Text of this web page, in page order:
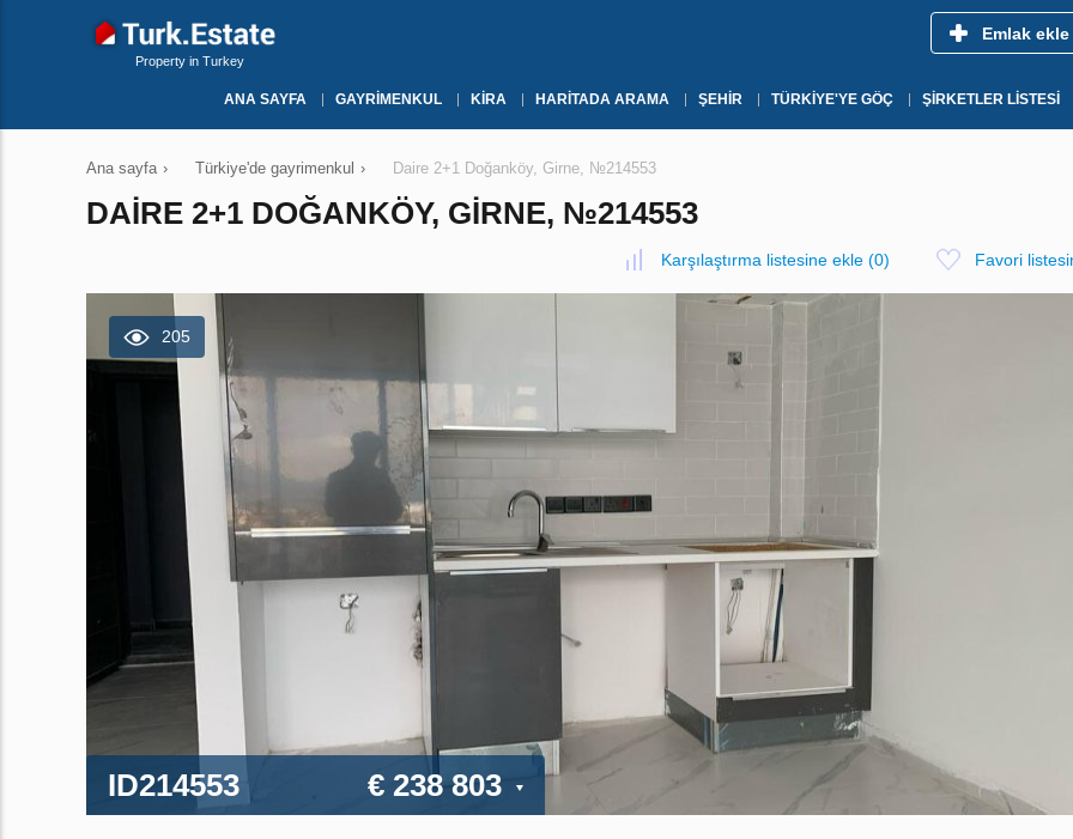
Property in Turkey
Emlak ekle
ANA SAYFA GAYRIMENKUL KIRA HARITADA ARAMA ŞEHIR TÜRKIYE'YE GÖÇ ŞIRKETLER LISTESI
Ana sayfa › Türkiye'de gayrimenkul › Daire 2+1 Doğanköy, Girne, №214553
DAIRE 2+1 DOĞANKÖY, GIRNE, №214553
Karşılaştırma listesine ekle (0) Favori
205
ID214553 € 238 803